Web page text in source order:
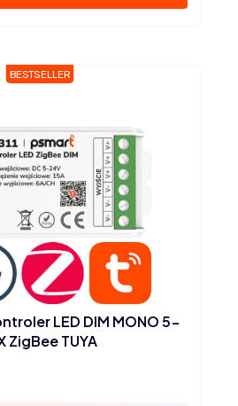
BESTSELLER
LED DIM MONO 5-
ZigBee TUYA